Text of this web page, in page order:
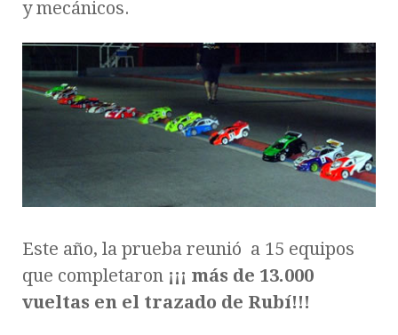
y mecánicos.
Este año, la prueba reunió a 15 equipos
que completaron ¡¡¡ más de 13.000
vueltas en el trazado de Rubí!!!